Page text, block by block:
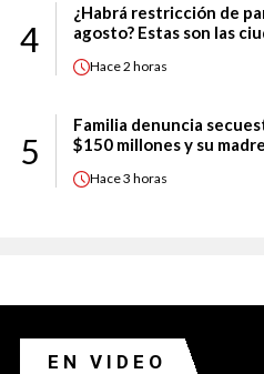
4
¿Habrá restricción de
agosto? Estas son las
Hace2 horas
5
Familia denuncia
$150 millones y su
Hace3 horas
EN VIDEO